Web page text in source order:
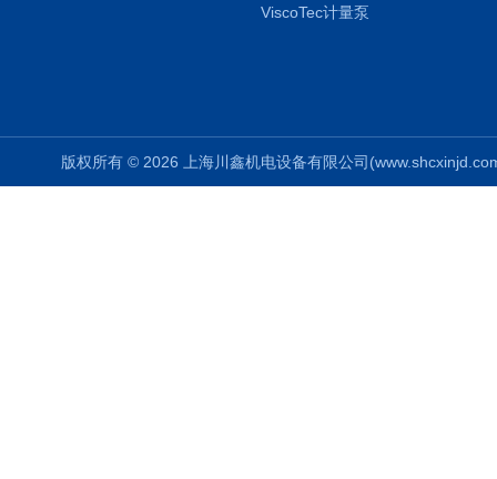
ViscoTec计量泵
版权所有 © 2026 上海川鑫机电设备有限公司